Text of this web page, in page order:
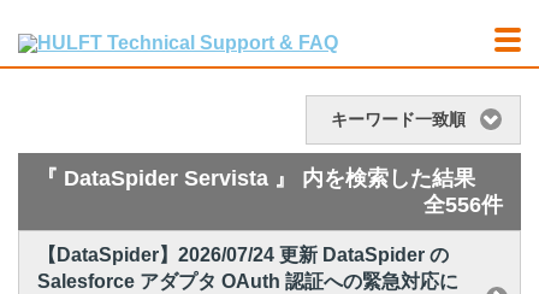
キーワード一致順
『 DataSpider Servista 』 内を検索した結果
全556件
【DataSpider】2026/07/24 更新 DataSpider の
Salesforce アダプタ OAuth 認証への緊急対応に